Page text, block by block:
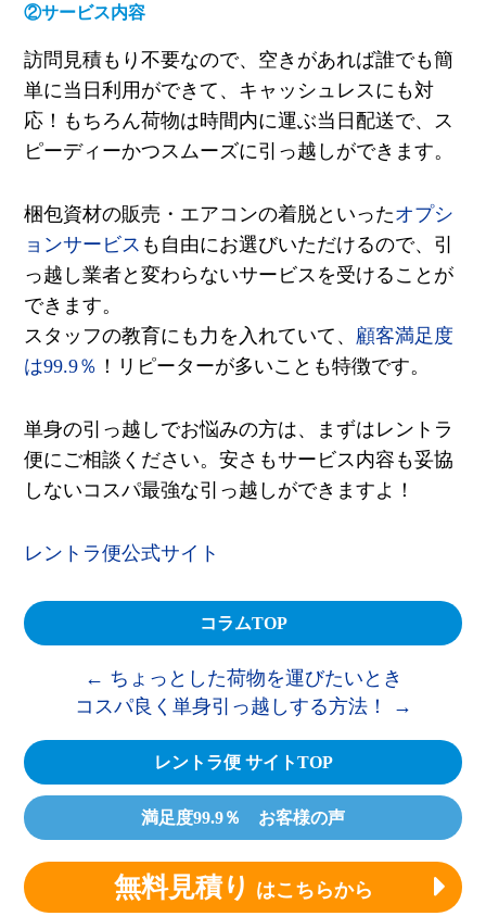
②サービス内容
訪問見積もり不要なので、空きがあれば誰でも簡
単に当日利用ができて、キャッシュレスにも対
応！もちろん荷物は時間内に運ぶ当日配送で、ス
ピーディーかつスムーズに引っ越しができます。
梱包資材の販売・エアコンの着脱といったオプシ
ョンサービス も自由にお選びいただけるので、引
っ越し業者と変わらないサービスを受けることが
できます。
スタッフの教育にも力を入れていて、 顧客満足度
は99.9％ ！リピーターが多いことも特徴です。
単身の引っ越しでお悩みの方は、まずはレントラ
便にご相談ください。安さもサービス内容も妥協
しないコスパ最強な引っ越しができますよ！
レントラ便公式サイト
コラムTOP
← ちょっとした荷物を運びたいとき
コスパ良く単身引っ越しする方法！
→
レントラ便 サイトTOP
満足度99.9％ お客様の声
無料見積り はこちらから